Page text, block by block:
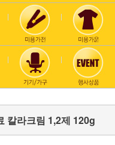
칼라크림 1,2제 120g